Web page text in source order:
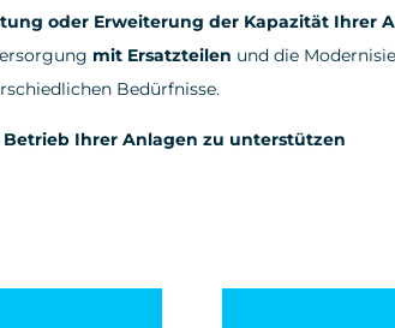
oder Erweiterung der Kapazität Ihrer
mit Ersatzteilen und die
Bedürfnisse.
Betrieb Ihrer Anlagen zu unterstützen